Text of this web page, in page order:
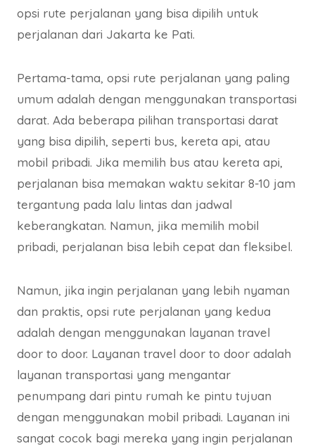
opsi rute perjalanan yang bisa dipilih untuk
perjalanan dari Jakarta ke Pati.
Pertama-tama, opsi rute perjalanan yang paling
umum adalah dengan menggunakan transportasi
darat. Ada beberapa pilihan transportasi darat
yang bisa dipilih, seperti bus, kereta api, atau
mobil pribadi. Jika memilih bus atau kereta api,
perjalanan bisa memakan waktu sekitar 8-10 jam
tergantung pada lalu lintas dan jadwal
keberangkatan. Namun, jika memilih mobil
pribadi, perjalanan bisa lebih cepat dan fleksibel.
Namun, jika ingin perjalanan yang lebih nyaman
dan praktis, opsi rute perjalanan yang kedua
adalah dengan menggunakan layanan travel
door to door. Layanan travel door to door adalah
layanan transportasi yang mengantar
penumpang dari pintu rumah ke pintu tujuan
dengan menggunakan mobil pribadi. Layanan ini
sangat cocok bagi mereka yang ingin perjalanan